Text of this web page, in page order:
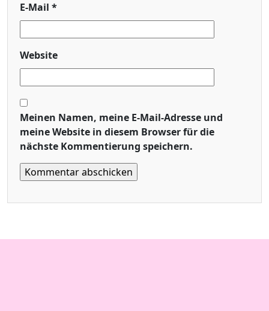
E-Mail *
Website
Meinen Namen, meine E-Mail-Adresse und
meine Website in diesem Browser für die
nächste Kommentierung speichern.